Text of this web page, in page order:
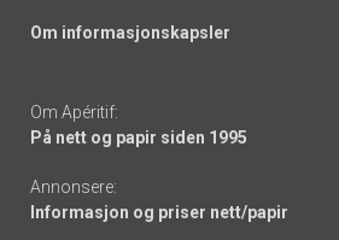
Om informasjonskapsler
Om Apéritif:
På nett og papir siden 1995
Annonsere:
Informasjon og priser nett/papir